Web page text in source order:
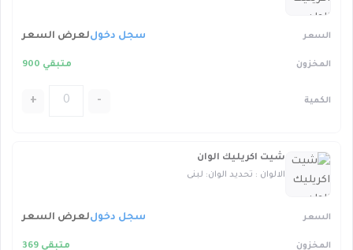
سجل دخوللعرض السعر
متبقي 900
-
+
شيت اكريليك الوان
الالوان : تحديد الوان: لبنى
سجل دخوللعرض السعر
متبقي 369